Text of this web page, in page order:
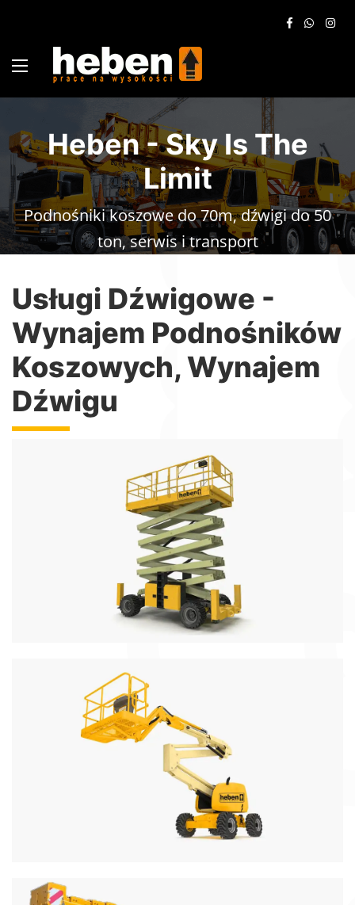
Heben - Sky Is The
Limit
Podnośniki koszowe do 70m, dźwigi do 50
ton, serwis i transport
Usługi Dźwigowe -
Wynajem Podnośników
Koszowych, Wynajem
Dźwigu
Podnośniki Nożycowe
Podnośniki nożycowe elektryczne i spalinowe z
wysięgiem do 18metrów
Więcej informacji
Podnośniki Teleskopowe
Podnośniki samobieżne elektryczne i spalinowe z
wysięgiem do 40metrów
Więcej informacji